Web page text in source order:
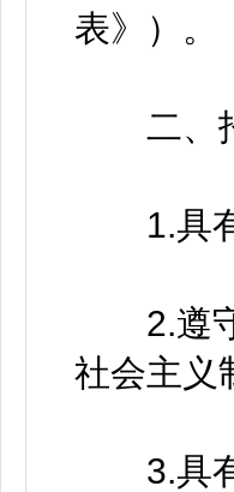
表》）。
二、
1.具有
2.遵守
社会主义
3.具有